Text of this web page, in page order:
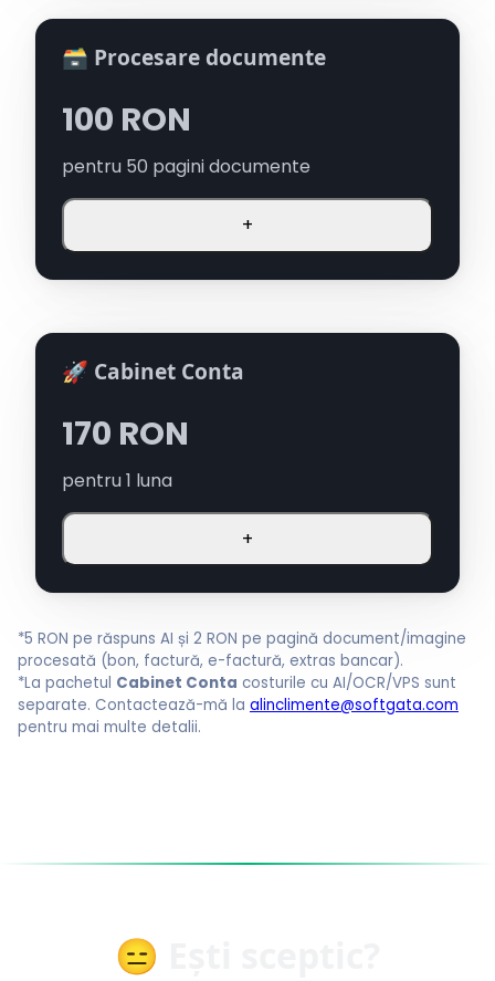
🗃️ Procesare documente
100 RON
pentru 50 pagini documente
+
🚀 Cabinet Conta
170 RON
pentru1 luna
+
*5 RON pe răspuns AI și 2 RON pe pagină document/imagine
procesată (bon, factură, e-factură, extras bancar).
*La pachetul Cabinet Conta costurile cu AI/OCR/VPS sunt
separate. Contactează-mă la alinclimente@softgata.com
pentru mai multe detalii.
😑 Ești sceptic?